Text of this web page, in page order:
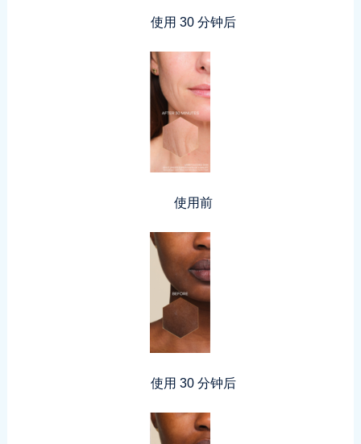
使用 30 分钟后
使用前
使用 30 分钟后